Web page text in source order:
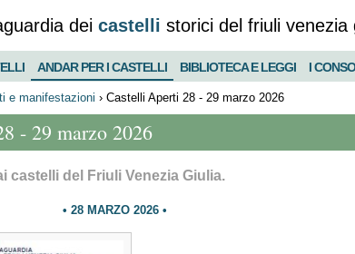
dei castelli storici del friuli venezia
ANDAR PER I CASTELLI BIBLIOTECA E LEGGI I
e manifestazioni › Castelli Aperti 28 - 29 marzo 2026
- 29 marzo 2026
castelli del Friuli Venezia Giulia.
28 MARZO 2026